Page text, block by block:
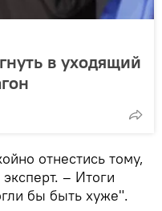
в уходящий
отнестись тому,
– Итоги
бы быть хуже".